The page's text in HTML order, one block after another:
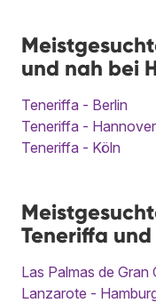
und nah bei
Teneriffa - Berlin
Teneriffa - Hannover
Teneriffa - Köln
Teneriffa
Las Palmas de Gran
Lanzarote -